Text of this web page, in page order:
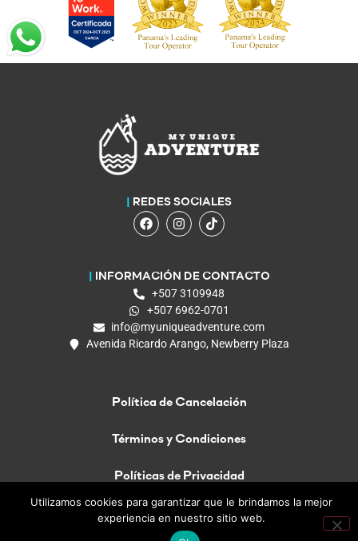
REDES SOCIALES
INFORMACIÓN DE CONTACTO
+507 3109948
+507 6962-0701
info@myuniqueadventure.com
Avenida Ricardo Arango, Newberry Plaza
Política de Cancelación
Términos y Condiciones
Políticas de Privacidad
Utilizamos cookies para garantizar que le brindamos la mejor
experiencia en nuestro sitio web.